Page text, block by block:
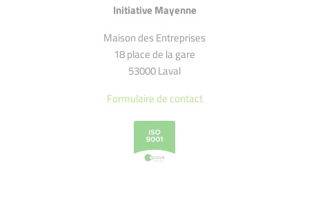
Initiative Mayenne
Maison des Entreprises
18 place de la gare
53000 Laval
Formulaire de contact